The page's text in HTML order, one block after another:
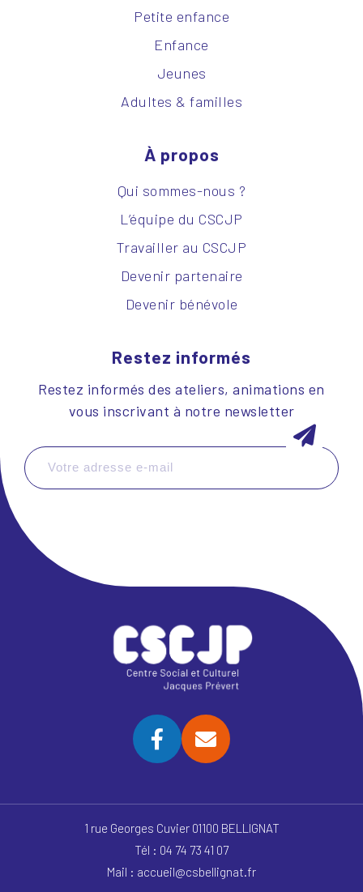
Petite enfance
Enfance
Jeunes
Adultes & familles
À propos
Qui sommes-nous ?
L’équipe du CSCJP
Travailler au CSCJP
Devenir partenaire
Devenir bénévole
Restez informés
Restez informés des ateliers, animations en
vous inscrivant à notre newsletter
1 rue Georges Cuvier 01100 BELLIGNAT
Tél : 04 74 73 41 07
Mail : accueil@csbellignat.fr